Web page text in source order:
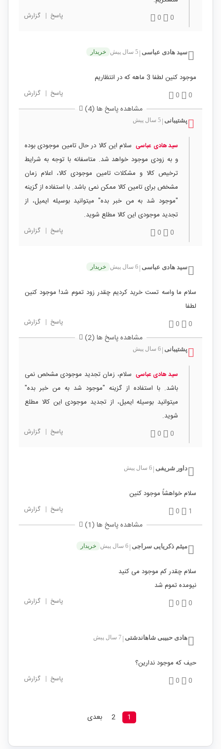
0
0 پاسخ | گزارش
سید هادی عباسی 5 سال پیش خریدار
موجود کنین لطفا 3 ماهه که در انتظاریم
0
0 پاسخ | گزارش
مشاهده پاسخ ها (4)
پشتیبانی 5 سال پیش
سید هادی عباسی سلام این کالا در حال تامین موجودی بوده
و به زودی موجود خواهد شد. متاسفانه با توجه به شرایط
ترخیص کالا و مشکلات تامین موجودی کالا، اعلام زمان
مشخض برای تامین کالا ممکن نمی باشد. با استفاده از گزینه
"موجود شد به من خبر بده" میتوانید بوسیله ایمیل، از
تجدید موجودی این کالا مطلع شوید.
0
0 پاسخ | گزارش
سید هادی عباسی 6 سال پیش خریدار
سلام ما واسه تست خرید کردیم چقدر زود تموم شد! موجود کنین
لطفا
0
0 پاسخ | گزارش
مشاهده پاسخ ها (2)
پشتیبانی 6 سال پیش
سید هادی عباسی سلام، زمان تجدید موجودی مشخص نمی
باشد. با استفاده از گزینه "موجود شد به من خبر بده"
میتوانید بوسیله ایمیل، از تجدید موجودی این کالا مطلع
شوید.
0
0 پاسخ | گزارش
داور شریفی 6 سال پیش
سلام خواهشاً موجود کنین
1
0 پاسخ | گزارش
مشاهده پاسخ ها (1)
میثم ذکریایی سراجی 6 سال پیش خریدار
سلام چقدر کم موجود می کنید
نیومده تموم شد
0
0 پاسخ | گزارش
هادی حبیبی شاهاندشتی 7 سال پیش
حیف که موجود ندارین؟
0
0 پاسخ | گزارش
1
2 بعدی